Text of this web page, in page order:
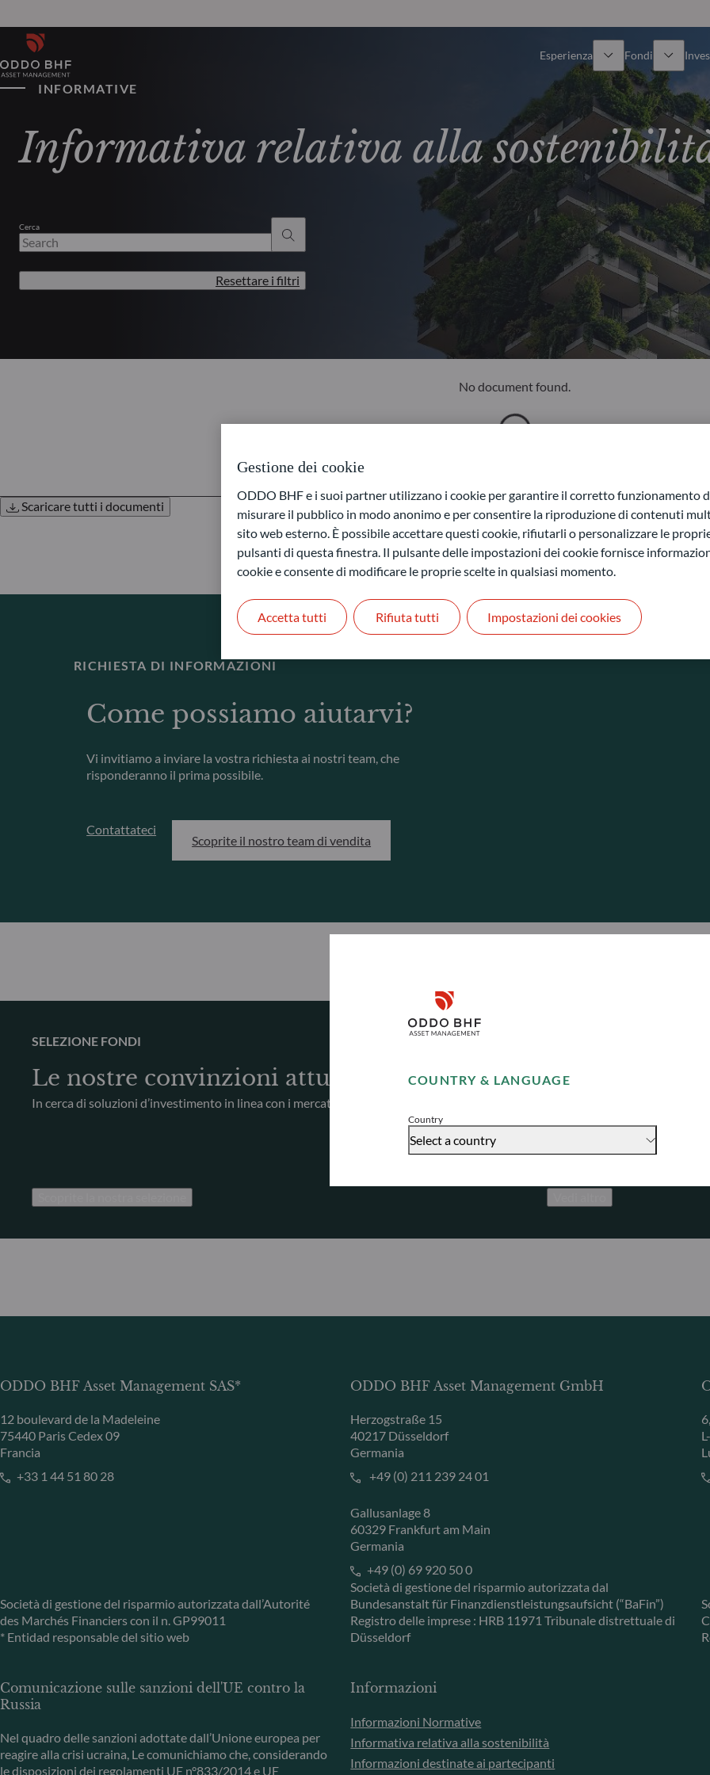
COUNTRY & LANGUAGE
Country
Select a country
Disclaimer
Accept
Esperienza
Panoramica
Azionario
Reddito fisso
Multi-Asset
Private Assets
Fondi
Tutti i fondi
Fondi selezionati
Come sottoscrivere
INFORMATIVE
Informativa relativa alla
Cerca
Resettare i filtri
No document found.
Scaricare tutti i documenti
RICHIESTA DI INFORMAZIONI
Come possiamo aiutarvi?
Vi invitiamo a inviare la vostra richiesta ai nostri team, che
risponderanno il prima possibile.
Contattateci
Scoprite il nostro team di vendita
SELEZIONE FONDI
Le nostre convinzioni attuali
In cerca di soluzioni d’investimento in linea con i mercati attuali?
Promuovere
ODDO BHF Asset Management SAS*
12 boulevard de la Madeleine
75440 Paris Cedex 09
Francia
+33 1 44 51 80 28
Società di gestione del risparmio autorizzata dall’Autorité
des Marchés Financiers con il n. GP99011
* Entidad responsable del sitio web
ODDO BHF Asset Management GmbH
Herzogstraße 15
40217 Düsseldorf
Germania
+49 (0) 211 239 24 01
Gallusanlage 8
60329 Frankfurt am Main
Germania
+49 (0) 69 920 50 0
Società di gestione del risparmio autorizzata dal
Bundesanstalt für Finanzdienstleistungsaufsicht (“BaFin”)
Registro delle imprese : HRB 11971 Tribunale distrettuale di
Düsseldorf
Comunicazione sulle sanzioni dell'UE contro la
Russia
Nel quadro delle sanzioni adottate dall’Unione europea per
reagire alla crisi ucraina, Le comunichiamo che, considerando
le disposizioni dei regolamenti UE n°833/2014 e UE
Informazioni
Informazioni Normative
Informativa relativa alla sostenibilità
Informazioni destinate ai partecipanti
Gestione dei cookie
ODDO BHF e i suoi partner utilizzano i cookie per garantire il corretto funzionamento
misurare il pubblico in modo anonimo e per consentire la riproduzione di contenuti
sito web esterno. È possibile accettare questi cookie, rifiutarli o personalizzare le
pulsanti di questa finestra. Il pulsante delle impostazioni dei cookie fornisce
cookie e consente di modificare le proprie scelte in qualsiasi momento.
Rifiuta tutti
Accetta tutti Impostazioni dei cookies